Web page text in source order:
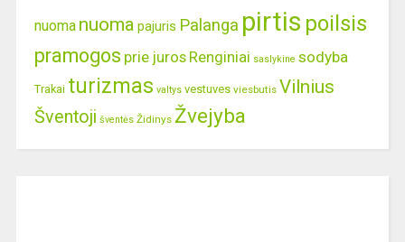
nuoma nuoma pajuris Palanga pirtis poilsis
pramogos prie juros Renginiai saslykine sodyba
Trakai turizmas valtys vestuves viesbutis Vilnius
Šventoji šventės Židinys Žvejyba